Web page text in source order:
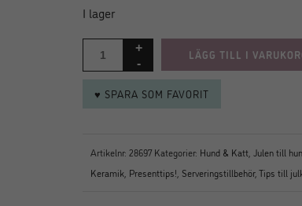
I lager
LÄGG TILL I
♥ SPARA SOM FAVORIT
Artikelnr: 28697 Kategorier: Hund & Katt Julen till
Keramik Presenttips! Serveringstillbehör, Tips till